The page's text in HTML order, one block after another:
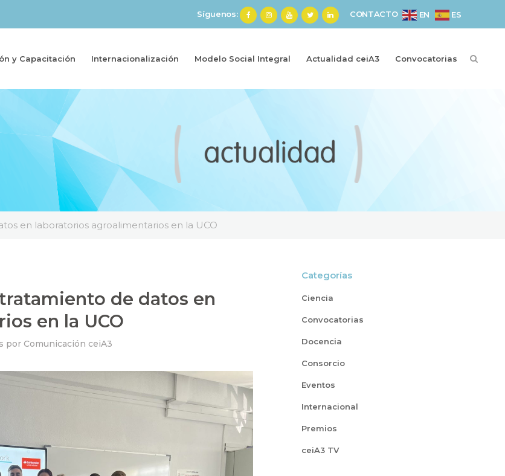
Síguenos: CONTACTO EN ES
y Capacitación Internacionalización Modelo Social Integral Actualidad ceiA3 Convocatorias
en laboratorios agroalimentarios en la UCO
de datos en
en la UCO
por Comunicación ceiA3
Categorías
Ciencia
Convocatorias
Docencia
Consorcio
Eventos
Internacional
Premios
ceiA3 TV